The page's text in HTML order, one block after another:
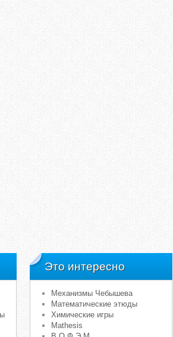
Это интересно
Механизмы Чебышева
Математические этюды
Химические игры
Mathesis